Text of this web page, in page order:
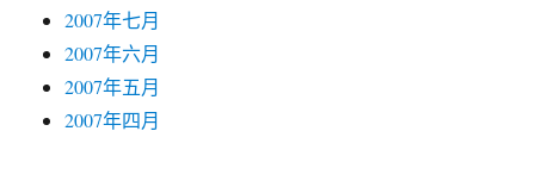
2007年七月
2007年六月
2007年五月
2007年四月